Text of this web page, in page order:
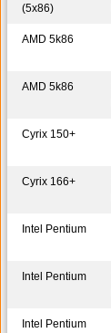
(5x86)
AMD 5k86
AMD 5k86
Cyrix 150+
Cyrix 166+
Intel Pentium
Intel Pentium
Intel Pentium